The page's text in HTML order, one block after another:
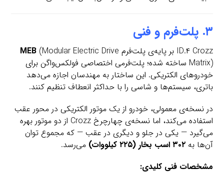
۳. پلت‌فرم و فنی
ID.۴ Crozz بر پایه‌ی پلت‌فرم MEB(Modular Electric Drive
Matrix) ساخته شده؛ پلت‌فرمی اختصاصی فولکس‌واگن برای
خودروهای الکتریکی. این ساختار به مهندسان اجازه می‌دهد
باتری، سیستم‌ها و شاسی را با حداکثر انعطاف تنظیم کنند.
در نسخه‌ی معمولی، خودرو از یک موتور الکتریکی در محور عقب
استفاده می‌کند، اما نسخه‌ی چهارچرخ Crozz از دو موتور بهره
می‌گیرد — یکی در جلو و دیگری در عقب — که مجموع توان
آن‌ها به۳۰۲ اسب بخار (۲۲۵ کیلووات)
می‌رسد.
مشخصات فنی کلیدی: